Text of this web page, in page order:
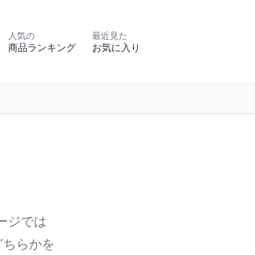
人気の
商品ランキング
最近見た
お気に入り
ジでは
らかを